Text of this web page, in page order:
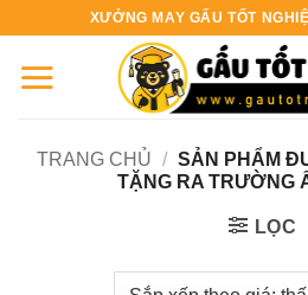
nội
XƯỞNG MAY GẤU TỐT
TRANG CHỦ / SẢN PHẨM
TẶNG RA TRƯỜNG
LỌC